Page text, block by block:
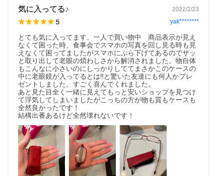
〇お客様都合による返品の場合〇
・返品・交換の送料はお客様負担とさせていただきます。
・また、お客様都合による返品の商品を着払いにてご返送された
させていただきます。
・お客様都合による交換の商品を着払いにてご返送された場合
は、ユニメッドが送料として支払った金額を注文金額より差し引
かせていただきます。
なお、ご注文時にお支払いいただいた配送料、手数料は返金でき
ませんので予めご了承ください。
お客様都合（例）
例）「サイズが大きい・小さい、イメージと違う、重い、度数が
合わない」など
〇製品不良の場合〇
ださい。
製品不良の場合（例）
「破損している、汚損している、傷がついている、異なる商品が
届いた」等
気に入ってる♪ 2022/2/23
5 yak********
とても気に入ってます。一人で買い物中　商品表示が見え
なくて困った時、食事会でスマホの写真を回し見る時も見
えなくて困ってましたがスマホにぶら下げてあるのでサッ
と取り出して老眼の煩わしさから解消されました。物自体
もこんなに小さいのにしっかりしててまさかこのケースの
中に老眼鏡が入ってるとは‼︎と驚いた友達にも何人かプレ
ゼントしました。すごく喜んでくれました。
あと見た目全く一緒に見えてもっと安いショップを見つけ
て浮気してしまいましたがこっちの方が物も質もケースも
全然良かったです！
結構出番あるけど全然壊れないです！